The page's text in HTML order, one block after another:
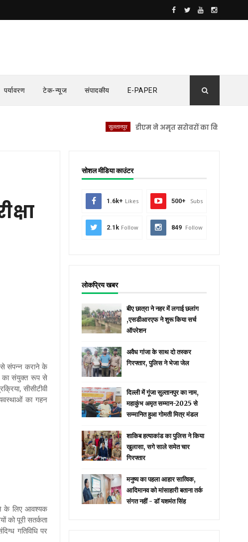
पर्यावरण टेक-न्यूज संपादकीय E-PAPER
डीएम ने अमृत सरोवरों का किया स्थलीय
से संपन्न कराने के
का संयुक्त रूप से
सीसीटीवी
का गहन
के लिए आवश्यक
को पूरी सतर्कता
गतिविधि पर
सोशल मीडिया काउंटर
1.6k+ Likes 500+ Subs
2.1k Follow 849 Follow
लोकप्रिय खबर
बीए छात्रा ने नहर में लगाई छलांग
,एसडीआरएफ ने शुरू किया सर्च
ऑपरेशन
अवैध गांजा के साथ दो तस्कर
गिरफ्तार, पुलिस ने भेजा जेल
दिल्ली में गूंजा सुल्तानपुर का नाम,
महाकुंभ अमृत सम्मान-2025 से
सम्मानित हुआ गोमती मित्र मंडल
शाकिब हत्याकांड का पुलिस ने किया
खुलासा, सगे साले समेत चार
गिरफ्तार
मनुष्य का पहला आहार सात्विक,
आदिमानव को मांसाहारी बताना तर्क
संगत नहीं - डॉ यशमंत सिंह